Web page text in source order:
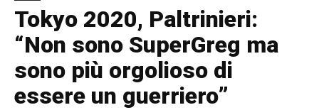
Tokyo 2020, Paltrinieri:
“Non sono SuperGreg ma
sono più orgolioso di
essere un guerriero”